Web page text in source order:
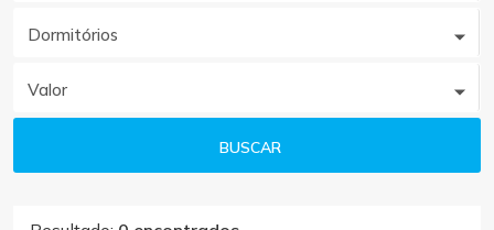
Dormitórios
Valor
BUSCAR